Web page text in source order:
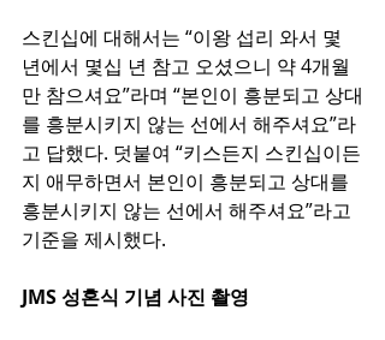
스킨십에 대해서는 “이왕 섭리 와서 몇
년에서 몇십 년 참고 오셨으니 약 4개월
만 참으셔요”라며 “본인이 흥분되고 상대
를 흥분시키지 않는 선에서 해주셔요”라
고 답했다. 덧붙여 “키스든지 스킨십이든
지 애무하면서 본인이 흥분되고 상대를
흥분시키지 않는 선에서 해주셔요”라고
기준을 제시했다.
JMS 성혼식 기념 사진 촬영